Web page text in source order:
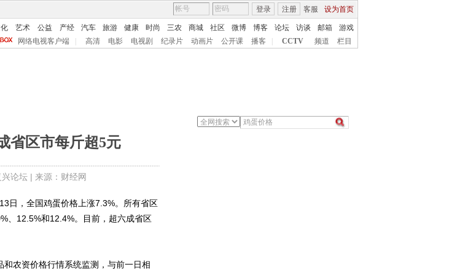
客服 设为首页
登录 注册
艺术 公益 产经 汽车 旅游 健康 时尚 三农 商城 社区 微博 博客 论坛 访谈 邮箱
游戏
网络电视客户端 高清 电影 电视剧 纪录片 动画片 公开课 播客 CCTV 频道 栏目
省区市每斤超5元
论坛| 来源：财经网
，全国鸡蛋价格上涨7.3%。所有省区
、12.5%和12.4%。目前，超六成省区
农资价格行情系统监测，与前一日相